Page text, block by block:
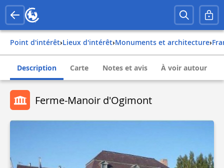
Point d'intérêt› Lieux d'intérêt› Monuments et architecture›
Description Carte Notes et avis À voir autour
Ferme-Manoir d'Ogimont